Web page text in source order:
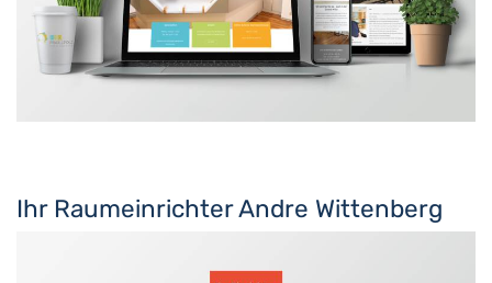
Ihr Raumeinrichter Andre Wittenberg